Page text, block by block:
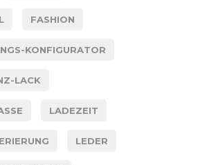
FASHION
KONFIGURATOR
LACK
LADEZEIT
LEDER